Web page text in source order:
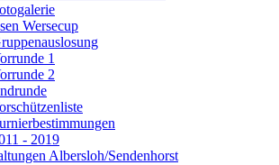
Wersecup
1
2
- 2019
Albersloh/Sendenhorst